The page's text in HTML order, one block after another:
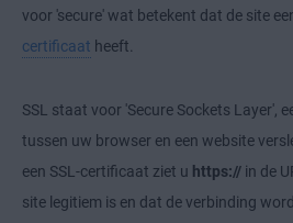
voor 'secure' wat betekent dat de site
certificaat heeft.
SSL staat voor 'Secure Sockets Layer',
tussen uw browser en een website
een SSL-certificaat ziet u https:// in de
site legitiem is en dat de verbinding